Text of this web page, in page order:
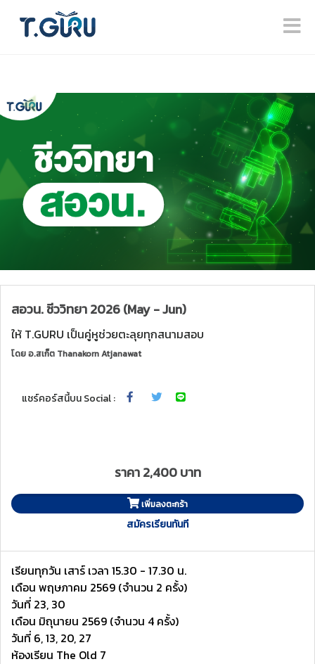
สอวน. ชีววิทยา 2026 (May - Jun)
ให้ T.GURU เป็นคู่หูช่วยตะลุยทุกสนามสอบ
โดยอ.สเก็ต Thanakorn Atjanawat
แชร์คอร์สนี้บน Social :
ราคา 2,400 บาท
เพิ่มลงตะกร้า
สมัครเรียนทันที
เรียนทุกวัน เสาร์ เวลา 15.30 - 17.30 น.
เดือน พฤษภาคม 2569 (จำนวน 2 ครั้ง)
วันที่ 23, 30
เดือน มิถุนายน 2569 (จำนวน 4 ครั้ง)
วันที่ 6, 13, 20, 27
ห้องเรียน The Old 7